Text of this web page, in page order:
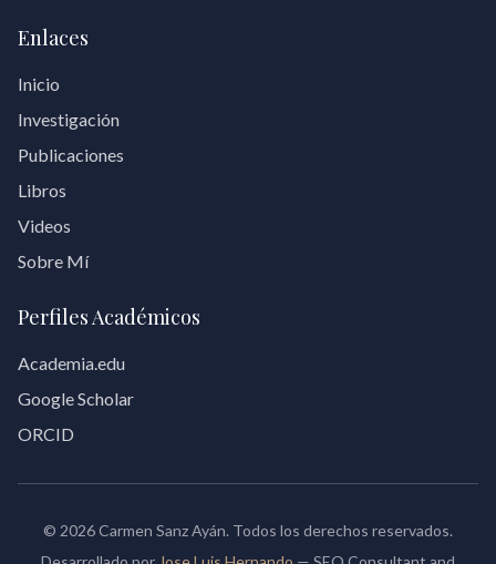
Enlaces
Inicio
Investigación
Publicaciones
Libros
Videos
Sobre Mí
Perfiles Académicos
Academia.edu
Google Scholar
ORCID
© 2026 Carmen Sanz Ayán. Todos los derechos reservados.